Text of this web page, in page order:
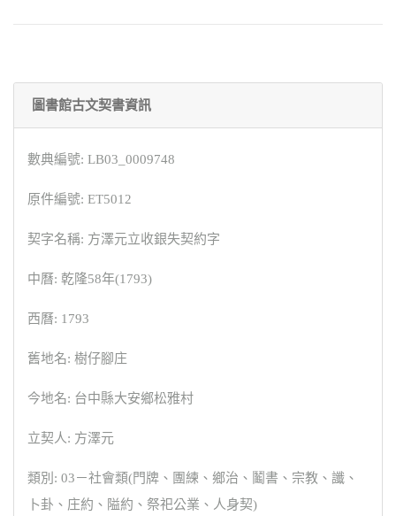
圖書館古文契書資訊
數典編號: LB03_0009748
原件編號: ET5012
契字名稱: 方澤元立收銀失契約字
中曆: 乾隆58年(1793)
西曆: 1793
舊地名: 樹仔腳庄
今地名: 台中縣大安鄉松雅村
立契人: 方澤元
類別: 03－社會類(門牌、團練、鄉治、鬮書、宗教、讖、
卜卦、庄約、隘約、祭祀公業、人身契)